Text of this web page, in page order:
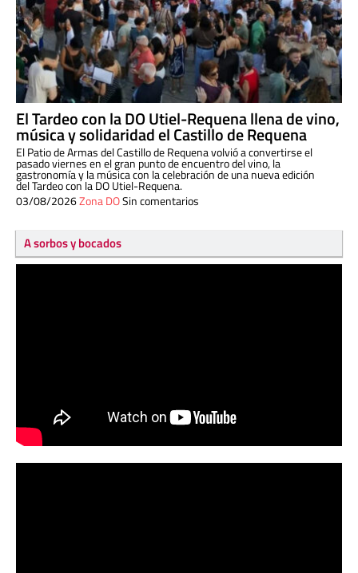
El Tardeo con la DO Utiel-Requena llena de vino,
música y solidaridad el Castillo de Requena
El Patio de Armas del Castillo de Requena volvió a convertirse el
pasado viernes en el gran punto de encuentro del vino, la
gastronomía y la música con la celebración de una nueva edición
del Tardeo con la DO Utiel-Requena.
03/08/2026Zona DOSin comentarios
A sorbos y bocados